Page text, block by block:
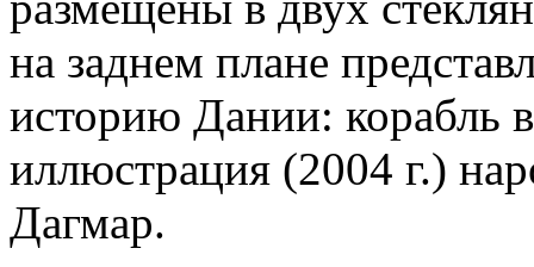
на заднем плане
историю Дании: корабль
иллюстрация (2004 г.)
Дагмар.